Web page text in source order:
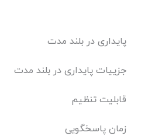
پایداری در بلند مدت
جزییات پایداری در بلند مدت
قابلیت تنظیم
زمان پاسخگویی